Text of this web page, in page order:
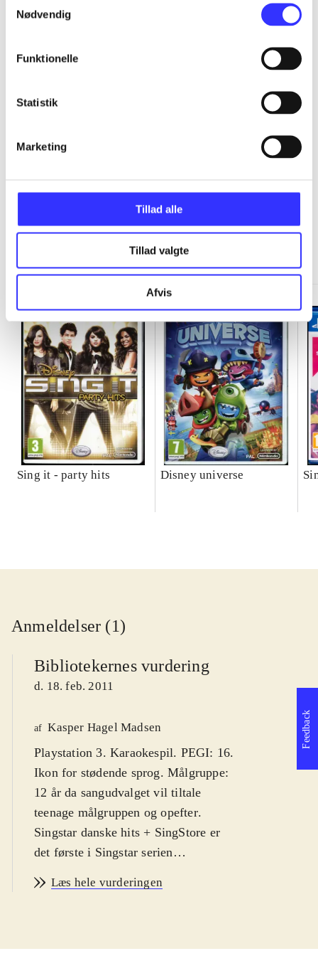
Nødvendig
Funktionelle
Statistik
Marketing
Tillad alle
Tillad valgte
Afvis
...
Sing it - party hits Disney universe
Anmeldelser (1)
Bibliotekernes vurdering
d. 18. feb. 2011
af Kasper Hagel Madsen
Playstation 3. Karaokespil. PEGI: 16.
Ikon for stødende sprog. Målgruppe:
12 år da sangudvalget vil tiltale
teenage målgruppen og opefter.
Singstar danske hits + SingStore er
det første i Singstar serien
med på primært ny-klassikere af
hits af fx Cut n' Move og Poul Krebs
Læs hele vurderingen
Feedback